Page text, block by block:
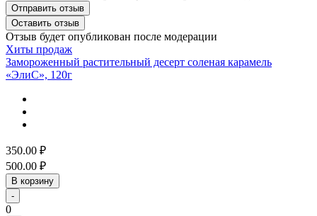
Отправить отзыв
Оставить отзыв
Отзыв будет опубликован после модерации
Хиты продаж
Замороженный растительный десерт соленая карамель
«ЭлиС», 120г
350.00 ₽
500.00 ₽
В корзину
-
0